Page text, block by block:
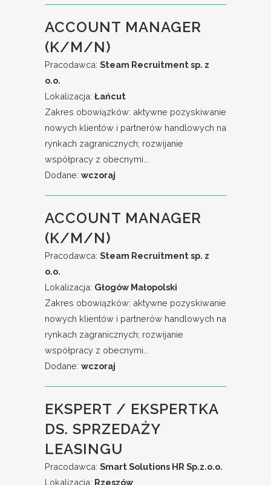
ACCOUNT MANAGER
(K/M/N)
Pracodawca: Steam Recruitment sp. z
o.o.
Lokalizacja: Łańcut
Zakres obowiązków: aktywne pozyskiwanie
nowych klientów i partnerów handlowych na
rynkach zagranicznych; rozwijanie
współpracy z obecnymi...
Dodane: wczoraj
ACCOUNT MANAGER
(K/M/N)
Pracodawca: Steam Recruitment sp. z
o.o.
Lokalizacja: Głogów Małopolski
Zakres obowiązków: aktywne pozyskiwanie
nowych klientów i partnerów handlowych na
rynkach zagranicznych; rozwijanie
współpracy z obecnymi...
Dodane: wczoraj
EKSPERT / EKSPERTKA
DS. SPRZEDAŻY
LEASINGU
Pracodawca: Smart Solutions HR Sp.z.o.o.
Lokalizacja: Rzeszów